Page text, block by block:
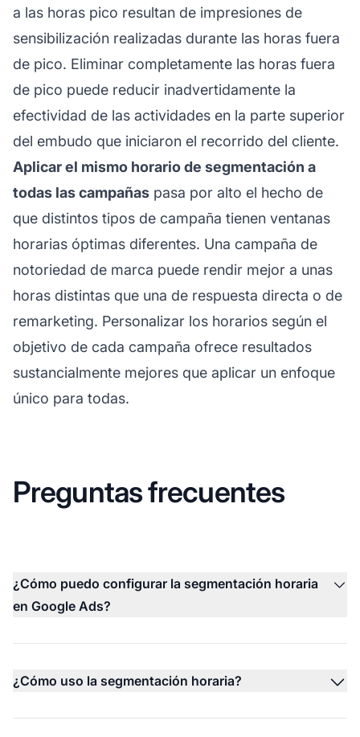
a las horas pico resultan de impresiones de
sensibilización realizadas durante las horas fuera
de pico. Eliminar completamente las horas fuera
de pico puede reducir inadvertidamente la
efectividad de las actividades en la parte superior
del embudo que iniciaron el recorrido del cliente.
Aplicar el mismo horario de segmentación a
todas las campañas pasa por alto el hecho de
que distintos tipos de campaña tienen ventanas
horarias óptimas diferentes. Una campaña de
notoriedad de marca puede rendir mejor a unas
horas distintas que una de respuesta directa o de
remarketing. Personalizar los horarios según el
objetivo de cada campaña ofrece resultados
sustancialmente mejores que aplicar un enfoque
único para todas.
Preguntas frecuentes
¿Cómo puedo configurar la segmentación horaria
en Google Ads?
¿Cómo uso la segmentación horaria?